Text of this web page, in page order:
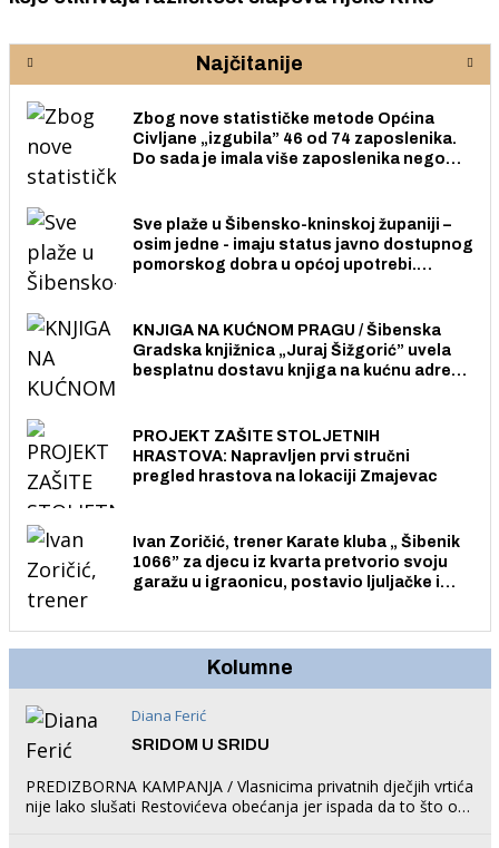
Najčitanije
Zbog nove statističke metode Općina
Civljane „izgubila” 46 od 74 zaposlenika.
Do sada je imala više zaposlenika nego
Sve plaže u Šibensko-kninskoj županiji –
osim jedne - imaju status javno dostupnog
pomorskog dobra u općoj upotrebi.
KNJIGA NA KUĆNOM PRAGU / Šibenska
Gradska knjižnica „Juraj Šižgorić” uvela
besplatnu dostavu knjiga na kućnu adresu
PROJEKT ZAŠITE STOLJETNIH
HRASTOVA: Napravljen prvi stručni
pregled hrastova na lokaciji Zmajevac
Ivan Zoričić, trener Karate kluba „ Šibenik
1066” za djecu iz kvarta pretvorio svoju
garažu u igraonicu, postavio ljuljačke i
Kolumne
Diana Ferić
SRIDOM U SRIDU
PREDIZBORNA KAMPANJA / Vlasnicima privatnih dječjih vrtića
nije lako slušati Restovićeva obećanja jer ispada da to što oni